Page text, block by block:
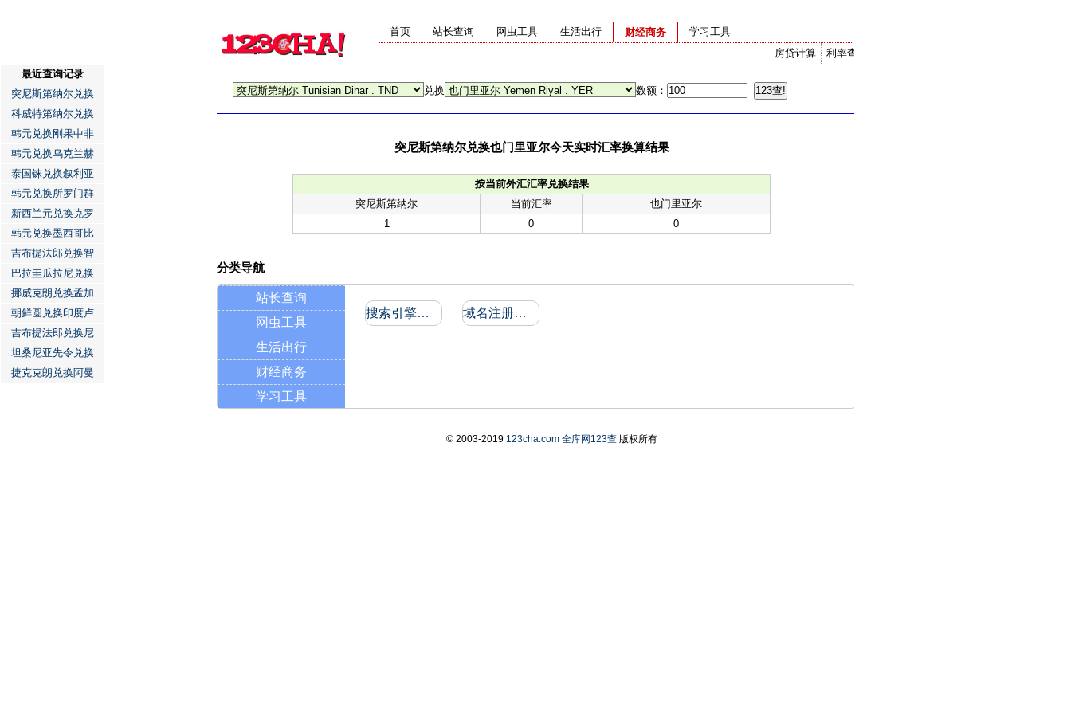
首页 站长查询 网虫工具 生活出行
财经商务
利率查询
房贷计算
学习工具
兑换 数额：
突尼斯第纳尔兑换也门里亚尔今天实时汇率换算结果
按当前外汇汇率兑换结果
突尼斯第纳尔
当前汇率
也门里亚尔
1
0 0
最近查询记录
突尼斯第纳尔兑换
科威特第纳尔兑换
韩元兑换刚果中非
韩元兑换乌克兰赫
泰国铢兑换叙利亚
韩元兑换所罗门群
新西兰元兑换克罗
韩元兑换墨西哥比
吉布提法郎兑换智
巴拉圭瓜拉尼兑换
挪威克朗兑换孟加
朝鲜圆兑换印度卢
吉布提法郎兑换尼
坦桑尼亚先令兑换
捷克克朗兑换阿曼
分类导航
站长查询
网虫工具
生活出行
财经商务
学习工具
搜索引擎收录和反向链接 域名注册信息
© 2003-2019 123cha.com 全库网123查版权所有